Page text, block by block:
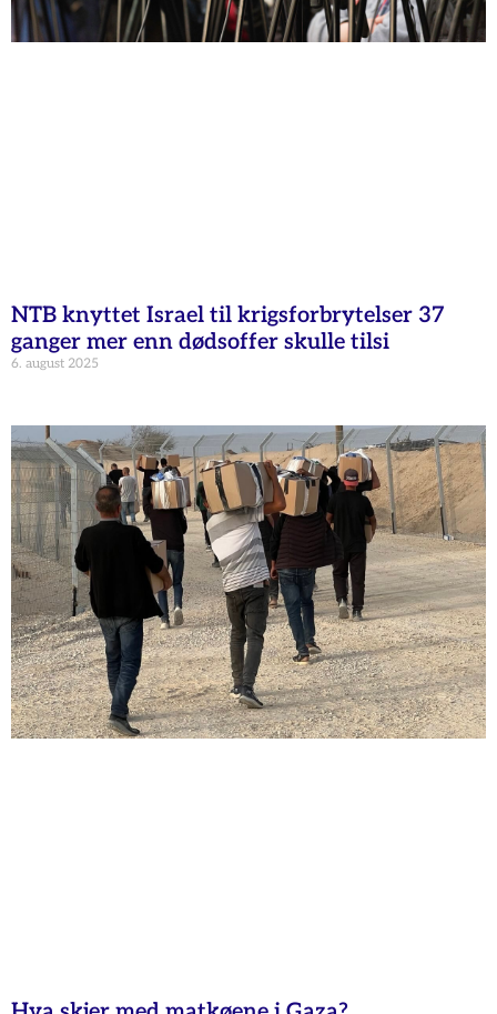
NTB knyttet Israel til krigsforbrytelser 37
ganger mer enn dødsoffer skulle tilsi
6. august 2025